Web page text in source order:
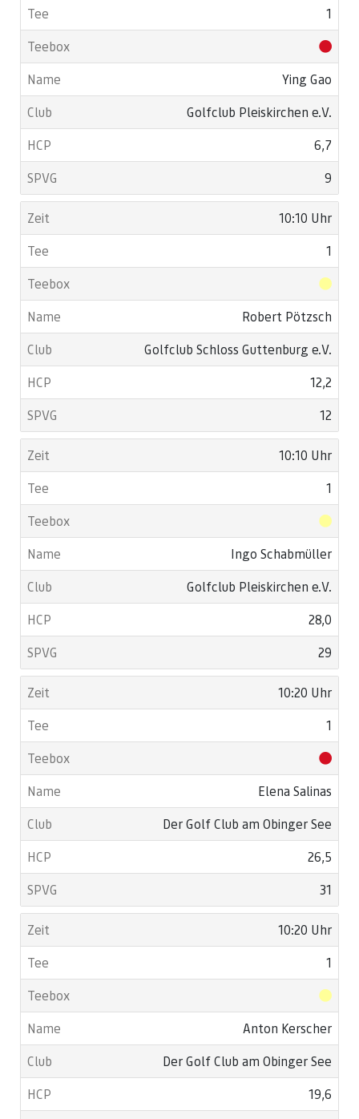
1
Ying Gao
Golfclub Pleiskirchen e.V.
6,7
9
10:10 Uhr
1
Robert Pötzsch
Golfclub Schloss Guttenburg e.V.
12,2
12
10:10 Uhr
1
Ingo Schabmüller
Golfclub Pleiskirchen e.V.
28,0
29
10:20 Uhr
1
Elena Salinas
Der Golf Club am Obinger See
26,5
31
10:20 Uhr
1
Anton Kerscher
Der Golf Club am Obinger See
19,6